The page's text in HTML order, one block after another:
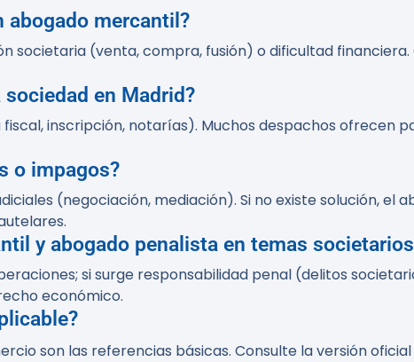
abogado mercantil?
societaria (venta, compra, fusión) o dificultad
en Madrid?
inscripción, notarías). Muchos despachos ofrecen
o impagos?
(negociación, mediación). Si no existe solución, el
y abogado penalista en temas
si surge responsabilidad penal (delitos
económico.
son las referencias básicas. Consulte la versión oficial